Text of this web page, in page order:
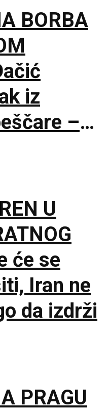
BORBA
iz
–
U
će se
Iran ne
da izdrži
PRAGU